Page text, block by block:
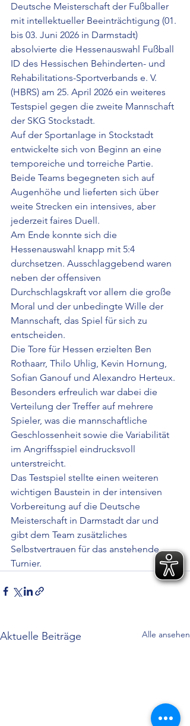
Deutsche Meisterschaft der Fußballer
mit intellektueller Beeinträchtigung (01.
bis 03. Juni 2026 in Darmstadt)
absolvierte die Hessenauswahl Fußball
ID des Hessischen Behinderten- und
Rehabilitations-Sportverbands e. V.
(HBRS) am 25. April 2026 ein weiteres
Testspiel gegen die zweite Mannschaft
der SKG Stockstadt.
Auf der Sportanlage in Stockstadt
entwickelte sich von Beginn an eine
temporeiche und torreiche Partie.
Beide Teams begegneten sich auf
Augenhöhe und lieferten sich über
weite Strecken ein intensives, aber
jederzeit faires Duell.
Am Ende konnte sich die
Hessenauswahl knapp mit 5:4
durchsetzen. Ausschlaggebend waren
neben der offensiven
Durchschlagskraft vor allem die große
Moral und der unbedingte Wille der
Mannschaft, das Spiel für sich zu
entscheiden.
Die Tore für Hessen erzielten Ben
Rothaarr, Thilo Uhlig, Kevin Hornung,
Sofian Ganouf und Alexandro Herteux.
Besonders erfreulich war dabei die
Verteilung der Treffer auf mehrere
Spieler, was die mannschaftliche
Geschlossenheit sowie die Variabilität
im Angriffsspiel eindrucksvoll
unterstreicht.
Das Testspiel stellte einen weiteren
wichtigen Baustein in der intensiven
Vorbereitung auf die Deutsche
Meisterschaft in Darmstadt dar und
gibt dem Team zusätzliches
Selbstvertrauen für das anstehende
Turnier.
Aktuelle Beiträge Alle ansehen